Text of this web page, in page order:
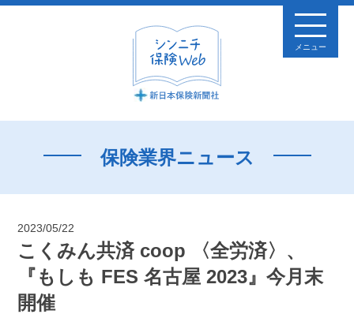
メニュー
保険業界ニュース
2023/05/22
こくみん共済 coop 〈全労済〉、
『もしも FES 名古屋 2023』今月末
開催